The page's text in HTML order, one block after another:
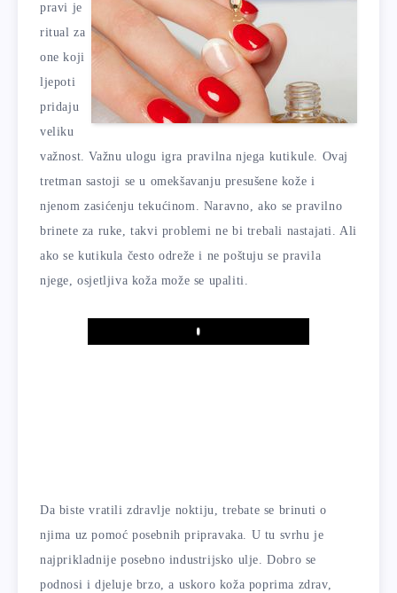
pravi je
ritual za
one koji
ljepoti
pridaju
veliku
važnost. Važnu ulogu igra pravilna njega kutikule. Ovaj
tretman sastoji se u omekšavanju presušene kože i
njenom zasićenju tekućinom. Naravno, ako se pravilno
brinete za ruke, takvi problemi ne bi trebali nastajati. Ali
ako se kutikula često odreže i ne poštuju se pravila
njege, osjetljiva koža može se upaliti.
Play
Da biste vratili zdravlje noktiju, trebate se brinuti o
njima uz pomoć posebnih pripravaka. U tu svrhu je
najprikladnije posebno industrijsko ulje. Dobro se
podnosi i djeluje brzo, a uskoro koža poprima zdrav,